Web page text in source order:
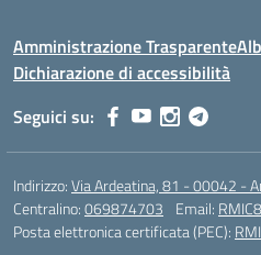
Amministrazione Trasparente
Dichiarazione di accessibilità
Seguici su:
Indirizzo:Via Ardeatina, 81 - 00042 -
Centralino:069874703 Email:
Posta elettronica certificata (PEC):